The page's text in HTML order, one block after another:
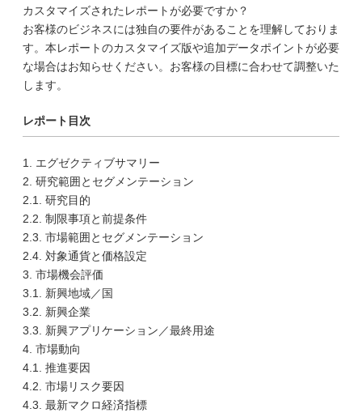
カスタマイズされたレポートが必要ですか？
お客様のビジネスには独自の要件があることを理解しておりま
す。本レポートのカスタマイズ版や追加データポイントが必要
な場合はお知らせください。お客様の目標に合わせて調整いた
します。
レポート目次
1. エグゼクティブサマリー
2. 研究範囲とセグメンテーション
2.1. 研究目的
2.2. 制限事項と前提条件
2.3. 市場範囲とセグメンテーション
2.4. 対象通貨と価格設定
3. 市場機会評価
3.1. 新興地域／国
3.2. 新興企業
3.3. 新興アプリケーション／最終用途
4. 市場動向
4.1. 推進要因
4.2. 市場リスク要因
4.3. 最新マクロ経済指標